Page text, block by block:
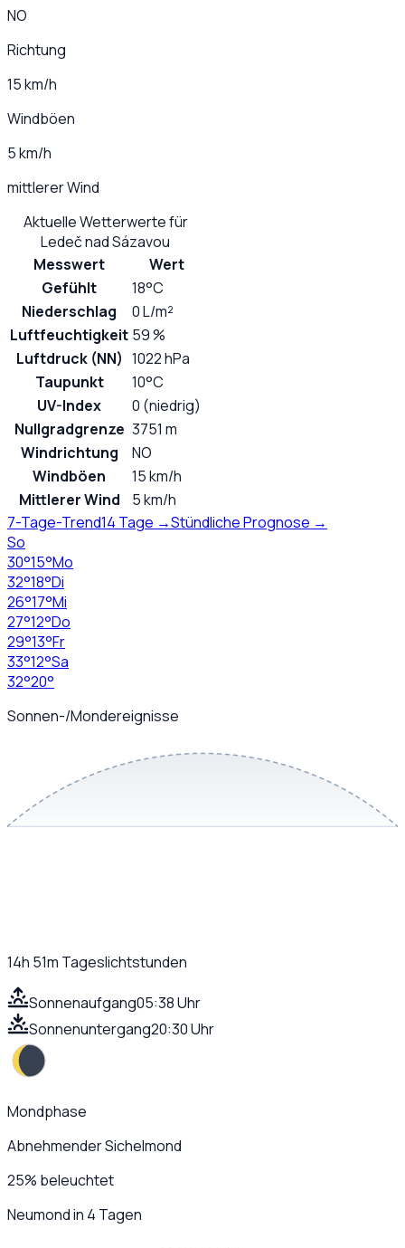
NO
Richtung
15 km/h
Windböen
5 km/h
mittlerer Wind
Aktuelle Wetterwerte für
Ledeč nad Sázavou
Messwert
Wert
Gefühlt
18°C
Niederschlag
0 L/m²
Luftfeuchtigkeit 59 %
Luftdruck (NN) 1022 hPa
Taupunkt
10°C
UV-Index
0 (niedrig)
Nullgradgrenze 3751 m
Windrichtung
NO
Windböen
15 km/h
Mittlerer Wind
5 km/h
7-Tage-Trend14 Tage →Stündliche Prognose →
So
30°15°Mo
32°18°Di
26°17°Mi
27°12°Do
29°13°Fr
33°12°Sa
32°20°
Sonnen-/Mondereignisse
14h 51m Tageslichtstunden
Sonnenaufgang05:38 Uhr
Sonnenuntergang20:30 Uhr
Mondphase
Abnehmender Sichelmond
25% beleuchtet
Neumond in 4 Tagen